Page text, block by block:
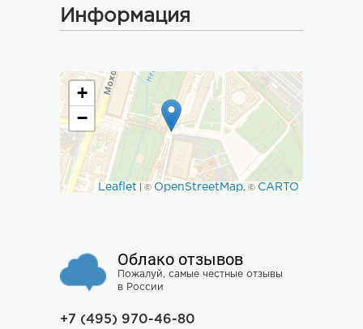
Информация
+
−
Leaflet | © OpenStreetMap, © CARTO
Облако отзывов
Пожалуй, самые честные отзывы
в России
+7 (495) 970-46-80